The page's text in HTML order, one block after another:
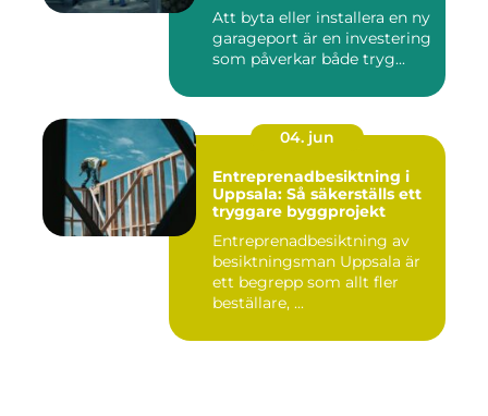
Att byta eller installera en ny
garageport är en investering
som påverkar både tryg...
04. jun
Entreprenadbesiktning i
Uppsala: Så säkerställs ett
tryggare byggprojekt
Entreprenadbesiktning av
besiktningsman Uppsala är
ett begrepp som allt fler
beställare, ...